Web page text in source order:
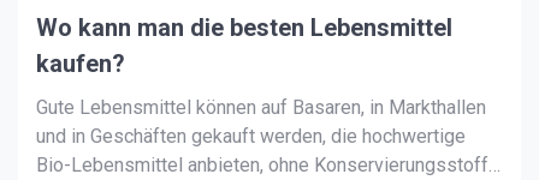
Wo kann man die besten Lebensmittel
kaufen?
Gute Lebensmittel können auf Basaren, in Markthallen
und in Geschäften gekauft werden, die hochwertige
Bio-Lebensmittel anbieten, ohne Konservierungsstoffe,